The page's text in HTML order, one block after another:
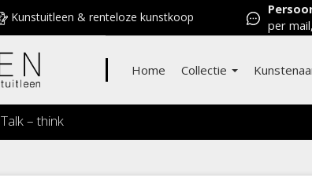
Kunstuitleen & renteloze kunstkoop
per
Home Collectie
Talk – think